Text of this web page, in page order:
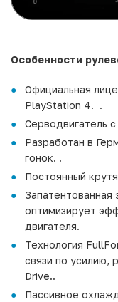
Особенности
Официальная
PlayStation 4. .
Серводвигатель
Разработан в
гонок. .
Постоянный
Запатентованная
оптимизирует
двигателя.
Технология
связи по усилию,
Drive..
Пассивное